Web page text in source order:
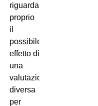
riguarda
proprio
il
possibile
effetto di
una
valutazione
diversa
per